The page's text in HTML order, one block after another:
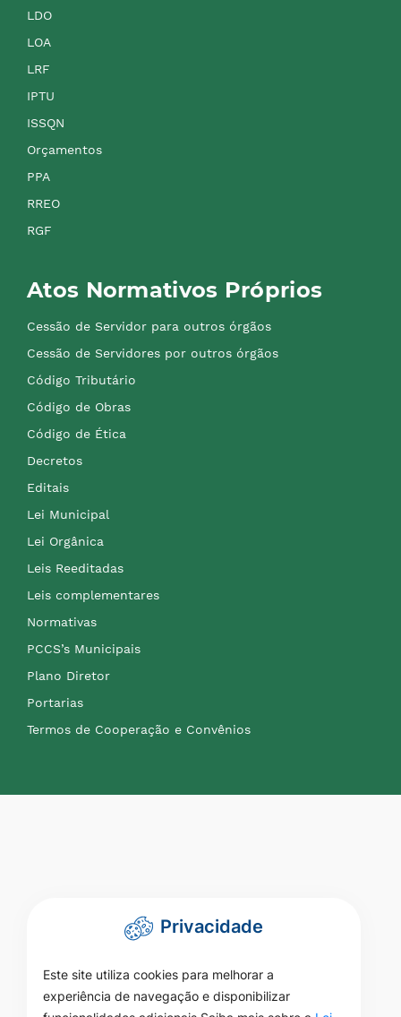
LDO
LOA
LRF
IPTU
ISSQN
Orçamentos
PPA
RREO
RGF
Atos Normativos Próprios
Cessão de Servidor para outros órgãos
Cessão de Servidores por outros órgãos
Código Tributário
Código de Obras
Código de Ética
Decretos
Editais
Lei Municipal
Lei Orgânica
Leis Reeditadas
Leis complementares
Normativas
PCCS’s Municipais
Plano Diretor
Portarias
Termos de Cooperação e Convênios
Privacidade
Este site utiliza cookies para melhorar a
experiência de navegação e disponibilizar